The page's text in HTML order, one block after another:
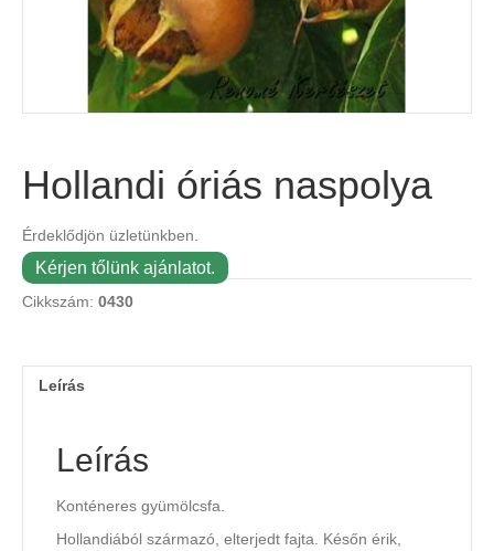
Hollandi óriás naspolya
Érdeklődjön üzletünkben.
Kérjen tőlünk ajánlatot.
Cikkszám: 0430
Leírás
Leírás
Konténeres gyümölcsfa.
Hollandiából származó, elterjedt fajta. Későn érik,